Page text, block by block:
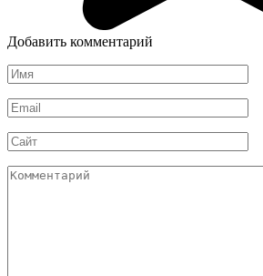
Добавить комментарий
Имя
*
Email
*
Сайт
Комментарий